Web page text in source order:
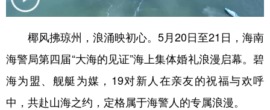
椰风拂琼州，浪涌映初心。5月20日至21日，海南
海警局第四届“大海的见证”海上集体婚礼浪漫启幕。碧
海为盟、舰艇为媒，19对新人在亲友的祝福与欢呼
中，共赴山海之约，定格属于海警人的专属浪漫。